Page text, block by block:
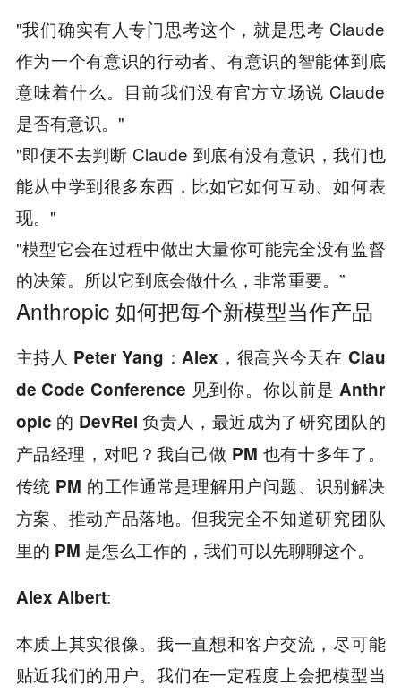
"我们确实有人专门思考这个，就是思考 Claude
作为一个有意识的行动者、有意识的智能体到底
意味着什么。目前我们没有官方立场说 Claude
是否有意识。"
"即便不去判断 Claude 到底有没有意识，我们也
能从中学到很多东西，比如它如何互动、如何表
现。"
"模型它会在过程中做出大量你可能完全没有监督
的决策。所以它到底会做什么，非常重要。”
Anthropic 如何把每个新模型当作产品
主持人 Peter Yang：Alex，很高兴今天在 Clau
de Code Conference 见到你。你以前是 Anthr
opic 的 DevRel 负责人，最近成为了研究团队的
产品经理，对吧？我自己做 PM 也有十多年了。
传统 PM 的工作通常是理解用户问题、识别解决
方案、推动产品落地。但我完全不知道研究团队
里的 PM 是怎么工作的，我们可以先聊聊这个。
Alex Albert:
本质上其实很像。我一直想和客户交流，尽可能
贴近我们的用户。我们在一定程度上会把模型当